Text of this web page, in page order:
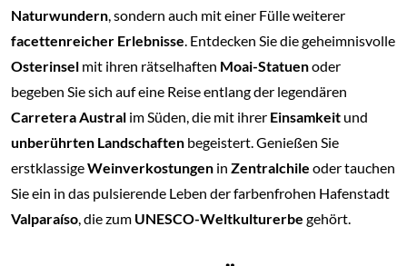
Naturwundern, sondern auch mit einer Fülle weiterer
facettenreicher Erlebnisse. Entdecken Sie die geheimnisvolle
Osterinsel mit ihren rätselhaften Moai-Statuenoder
begeben Sie sich auf eine Reise entlang der legendären
Carretera Austral im Süden, die mit ihrer Einsamkeit und
unberührten Landschaften begeistert. Genießen Sie
erstklassigeWeinverkostungen in Zentralchile oder tauchen
Sie ein in das pulsierende Leben der farbenfrohen Hafenstadt
Valparaíso, die zum UNESCO-Weltkulturerbe gehört.